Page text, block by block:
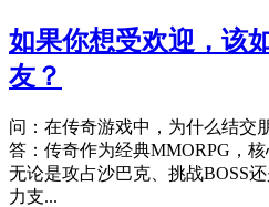
如果你想受欢迎，该
友？
问：在传奇游戏中，为什么结交
答：传奇作为经典MMORPG，
无论是攻占沙巴克、挑战BOSS
力支...